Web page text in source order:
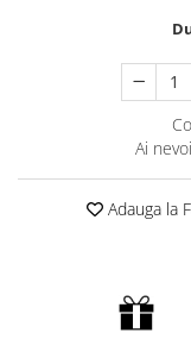
Ai
Adauga la